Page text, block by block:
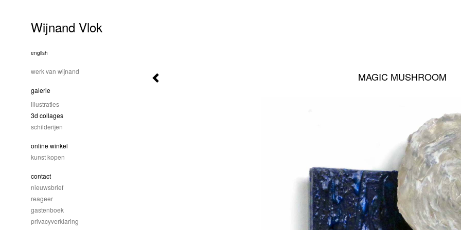
MAGIC MUSHROOM
Wijnand Vlok
english
werk van wijnand
galerie
illustraties
3d collages
schilderijen
online winkel
kunst kopen
contact
nieuwsbrief
reageer
gastenboek
privacyverklaring